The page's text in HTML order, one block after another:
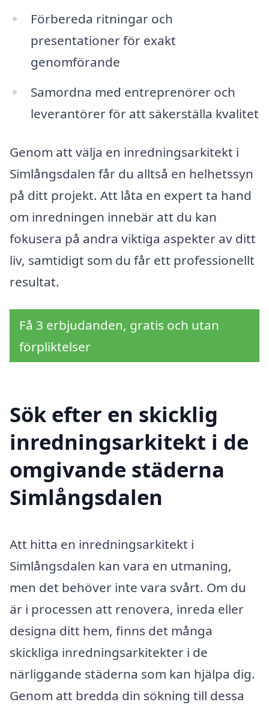
Förbereda ritningar och
presentationer för exakt
genomförande
Samordna med entreprenörer och
leverantörer för att säkerställa kvalitet
Genom att välja en inredningsarkitekt i
Simlångsdalen får du alltså en helhetssyn
på ditt projekt. Att låta en expert ta hand
om inredningen innebär att du kan
fokusera på andra viktiga aspekter av ditt
liv, samtidigt som du får ett professionellt
resultat.
Få 3 erbjudanden, gratis och utan
förpliktelser
Sök efter en skicklig
inredningsarkitekt i de
omgivande städerna
Simlångsdalen
Att hitta en inredningsarkitekt i
Simlångsdalen kan vara en utmaning,
men det behöver inte vara svårt. Om du
är i processen att renovera, inreda eller
designa ditt hem, finns det många
skickliga inredningsarkitekter i de
närliggande städerna som kan hjälpa dig.
Genom att bredda din sökning till dessa